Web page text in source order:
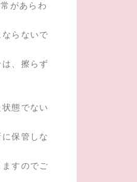
があらわ
らないで
、擦らず
態でない
保管しな
すのでご